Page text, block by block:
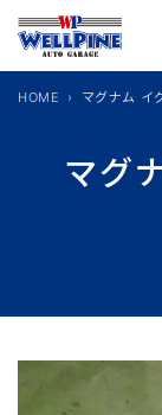
を
マグ
HOME マグナム イ